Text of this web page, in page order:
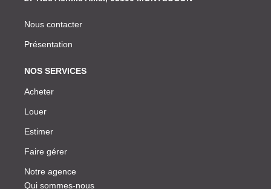
Nous contacter
Présentation
NOS SERVICES
Acheter
Louer
Estimer
Faire gérer
Notre agence
Qui sommes-nous